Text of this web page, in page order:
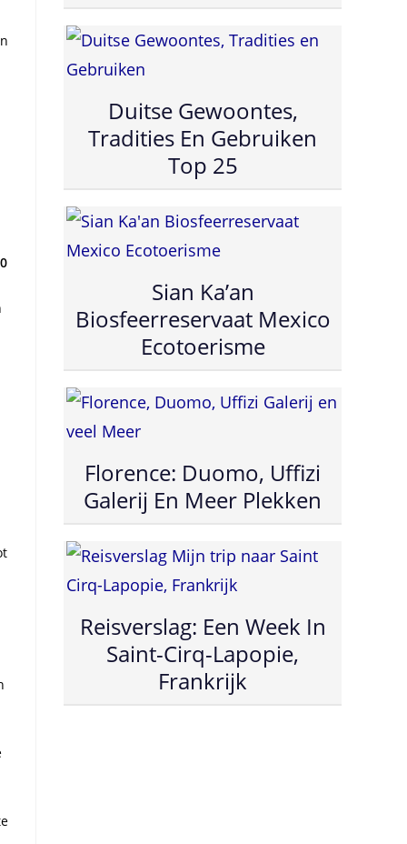
Duitse Gewoontes,
Tradities En Gebruiken
Top 25
Sian Ka’an
Biosfeerreservaat Mexico
Ecotoerisme
Florence: Duomo, Uffizi
Galerij En Meer Plekken
Reisverslag: Een Week In
Saint-Cirq-Lapopie,
Frankrijk